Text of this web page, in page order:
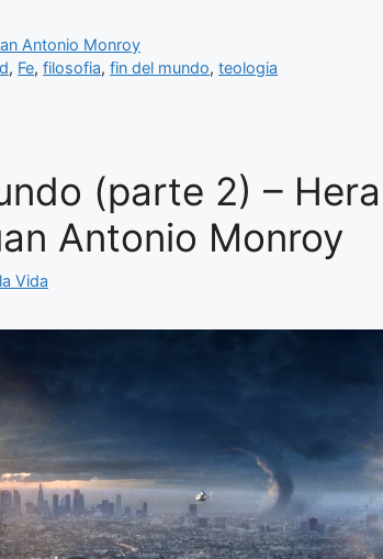
Antonio Monroy
, Fe,filosofia,fin del mundo,teologia
(parte 2) –
Antonio Monroy
Vida